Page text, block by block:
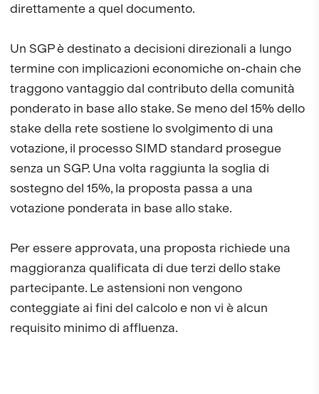
direttamente a quel documento.
Un SGP è destinato a decisioni direzionali a lungo
termine con implicazioni economiche on-chain che
traggono vantaggio dal contributo della comunità
ponderato in base allo stake. Se meno del 15% dello
stake della rete sostiene lo svolgimento di una
votazione, il processo SIMD standard prosegue
senza un SGP. Una volta raggiunta la soglia di
sostegno del 15%, la proposta passa a una
votazione ponderata in base allo stake.
Per essere approvata, una proposta richiede una
maggioranza qualificata di due terzi dello stake
partecipante. Le astensioni non vengono
conteggiate ai fini del calcolo e non vi è alcun
requisito minimo di affluenza.